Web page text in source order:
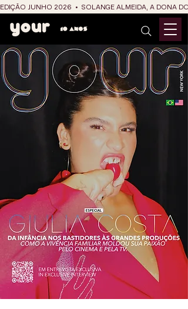
EDIÇÃO JUNHO 2026  •  SOLANGE ALMEIDA, A DONA